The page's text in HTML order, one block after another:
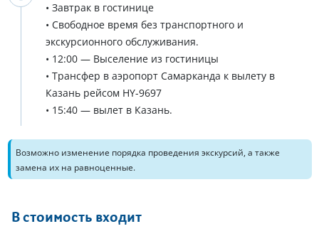
• Завтрак в гостинице
• Свободное время без транспортного и
экскурсионного обслуживания.
• 12:00 — Выселение из гостиницы
• Трансфер в аэропорт Самарканда к вылету в
Казань рейсом HY-9697
• 15:40 — вылет в Казань.
Возможно изменение порядка проведения экскурсий, а также
замена их на равноценные.
В стоимость входит